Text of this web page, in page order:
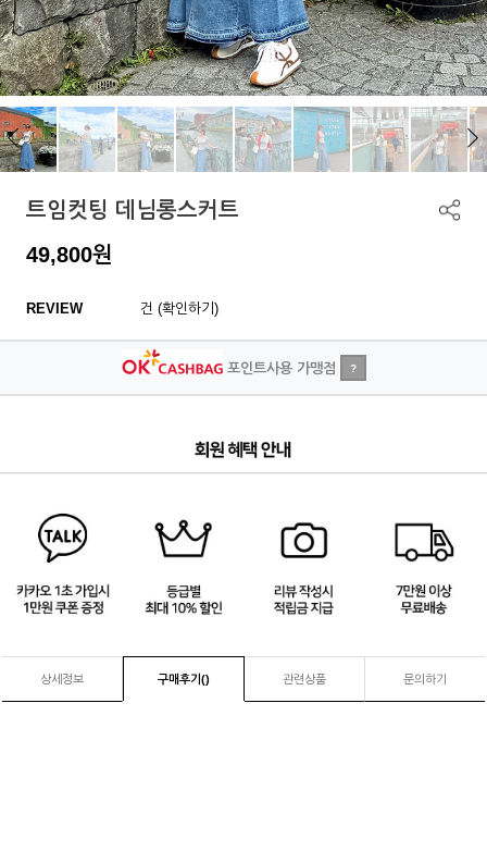
트임컷팅 데님롱스커트
49,800원
REVIEW 건 (확인하기)
포인트사용 가맹점 ?
상세정보 구매후기() 관련상품 문의하기